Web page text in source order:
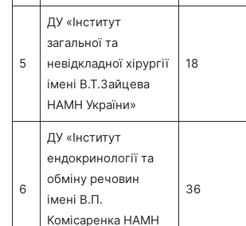
5
ДУ «Інститут
загальної та
невідкладної хірургії
імені В.Т.Зайцева
НАМН України»
18
6
ДУ «Інститут
ендокринології та
обміну речовин
імені В.П.
Комісаренка НАМН
36